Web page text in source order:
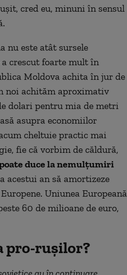
cred eu, minuni în sensul
nu este atât sursele
crescut foarte mult în
Moldova achita în jur de
noi achităm aproximativ
dolari pentru mia de metri
asupra economiilor
cheltuie practic mai
fie că vorbim de căldură,
duce la nemulțumiri
acestui an să amortizeze
Uniunea Europeană
60 de milioane de euro,
pro-rușilor?